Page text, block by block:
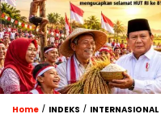
Home / INDEKS / INTERNASIONAL